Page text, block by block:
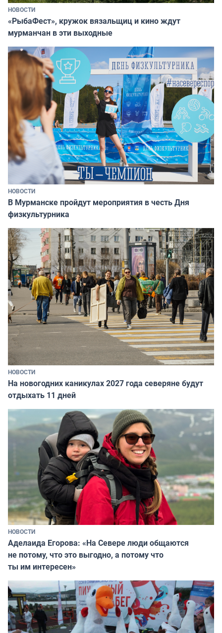
НОВОСТИ
«РыбаФест», кружок вязальщиц и кино ждут
мурманчан в эти выходные
НОВОСТИ
В Мурманске пройдут мероприятия в честь Дня
физкультурника
НОВОСТИ
На новогодних каникулах 2027 года северяне будут
отдыхать 11 дней
НОВОСТИ
Аделаида Егорова: «На Севере люди общаются
не потому, что это выгодно, а потому что
ты им интересен»